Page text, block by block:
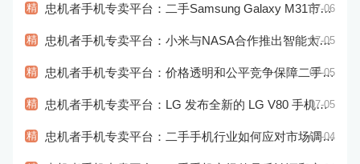
精 忠机者手机专卖平台：二手Samsung Galaxy M31市场价格持续下跌07-06
精 忠机者手机专卖平台：小米与NASA合作推出智能太空手表07-05
精 忠机者手机专卖平台：价格透明和公平竞争保障二手手机交易市场的稳定性和健康发展07-05
精 忠机者手机专卖平台：LG 发布全新的 LG V80 手机，支持 5G 网络07-05
精 忠机者手机专卖平台：二手手机行业如何应对市场调整的变动07-04